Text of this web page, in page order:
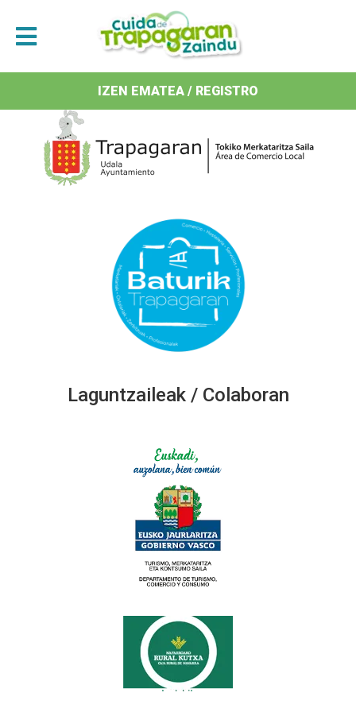
Antolatzaileak / Organizan
Laguntzaileak / Colaboran
IZEN EMATEA / REGISTRO